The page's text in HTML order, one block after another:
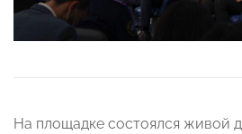
На площадке состоялся живой